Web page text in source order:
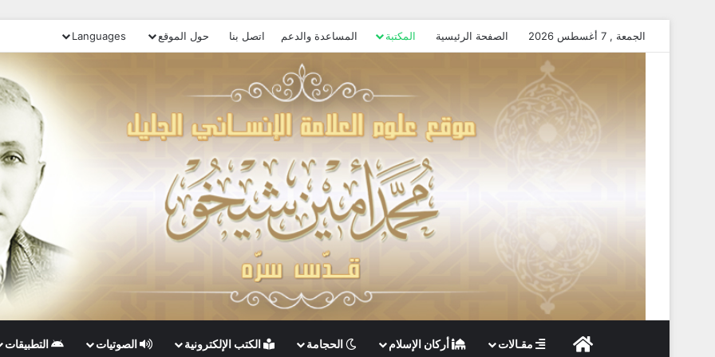
الجمعة , 7 أغسطس 2026 الصفحة الرئيسية المكتبة المساعدة والدعم اتصل بنا حول الموقع Languages
الصفحة الرئيسية
مقـالات أركان الإسلام الحجامة الكتب الإلكترونية الصوتيات التطبيقات